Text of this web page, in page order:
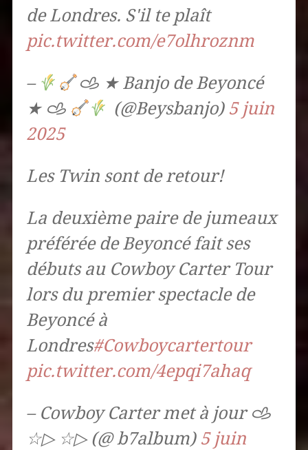
de Londres. S'il te plaît
pic.twitter.com/e7olhroznm
–
𐚁 ★ Banjo de Beyoncé
★ 𐚁
(@Beysbanjo) 5 juin
2025
Les Twin sont de retour!
La deuxième paire de jumeaux
préférée de Beyoncé fait ses
débuts au Cowboy Carter Tour
lors du premier spectacle de
Beyoncé à
Londres#Cowboycartertour
pic.twitter.com/4epqi7ahaq
– Cowboy Carter met à jour 𐚁
☆▷ ☆▷ (@ b7album) 5 juin